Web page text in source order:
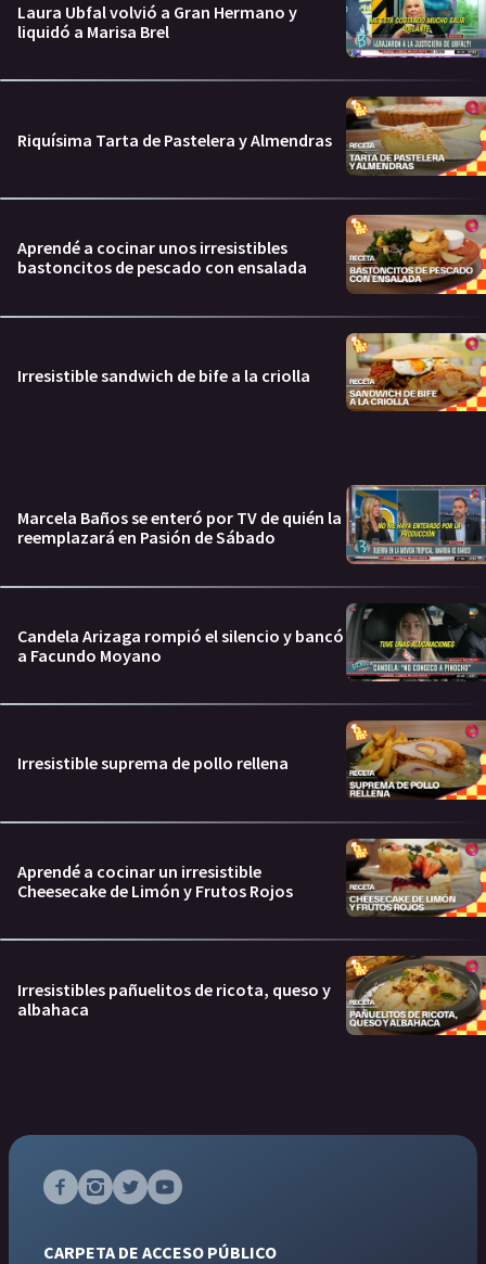
Laura Ubfal volvió a Gran Hermano y
liquidó a Marisa Brel
Riquísima Tarta de Pastelera y Almendras
Aprendé a cocinar unos irresistibles
bastoncitos de pescado con ensalada
Irresistible sandwich de bife a la criolla
Marcela Baños se enteró por TV de quién la
reemplazará en Pasión de Sábado
Candela Arizaga rompió el silencio y bancó
a Facundo Moyano
Irresistible suprema de pollo rellena
Aprendé a cocinar un irresistible
Cheesecake de Limón y Frutos Rojos
Irresistibles pañuelitos de ricota, queso y
albahaca
CARPETA DE ACCESO PÚBLICO